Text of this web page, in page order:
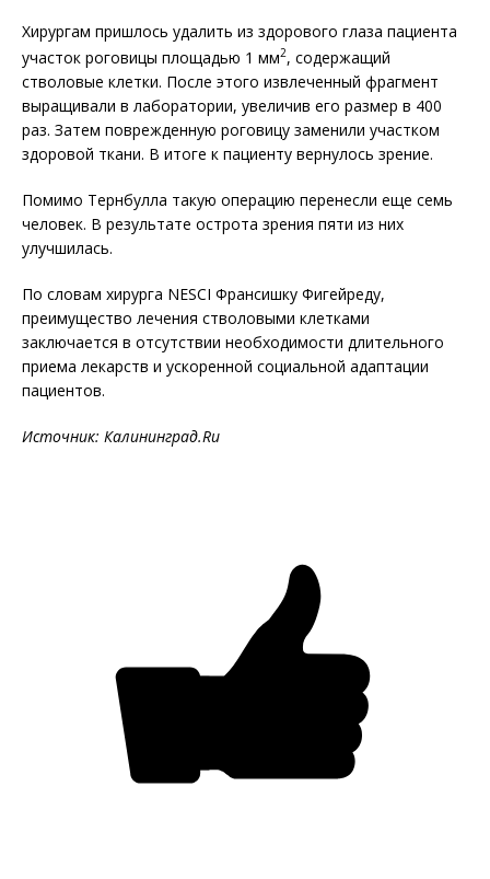
Хирургам пришлось удалить из здорового глаза пациента
участок роговицы площадью 1 мм2, содержащий
стволовые клетки. После этого извлеченный фрагмент
выращивали в лаборатории, увеличив его размер в 400
раз. Затем поврежденную роговицу заменили участком
здоровой ткани. В итоге к пациенту вернулось зрение.
Помимо Тернбулла такую операцию перенесли еще семь
человек. В результате острота зрения пяти из них
улучшилась.
По словам хирурга NESCI Франсишку Фигейреду,
преимущество лечения стволовыми клетками
заключается в отсутствии необходимости длительного
приема лекарств и ускоренной социальной адаптации
пациентов.
Источник: Калининград.Ru